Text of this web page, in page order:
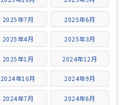
2025年7月 2025年6月
2025年4月 2025年3月
2025年1月 2024年12月
2024年10月 2024年9月
2024年7月 2024年6月